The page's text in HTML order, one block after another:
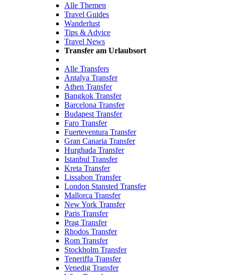
Alle Themen
Travel Guides
Wanderlust
Tips & Advice
Travel News
Transfer am Urlaubsort
Alle Transfers
Antalya Transfer
Athen Transfer
Bangkok Transfer
Barcelona Transfer
Budapest Transfer
Faro Transfer
Fuerteventura Transfer
Gran Canaria Transfer
Hurghada Transfer
Istanbul Transfer
Kreta Transfer
Lissabon Transfer
London Stansted Transfer
Mallorca Transfer
New York Transfer
Paris Transfer
Prag Transfer
Rhodos Transfer
Rom Transfer
Stockholm Transfer
Teneriffa Transfer
Venedig Transfer